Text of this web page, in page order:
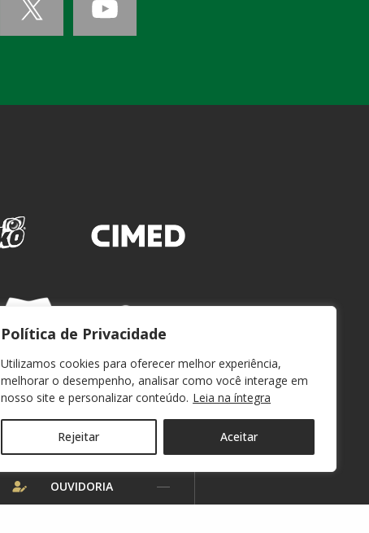
Política de Privacidade
Utilizamos cookies para oferecer melhor experiência,
melhorar o desempenho, analisar como você interage em
nosso site e personalizar conteúdo. Leia na íntegra
Rejeitar Aceitar
WEBMAIL
OUVIDORIA